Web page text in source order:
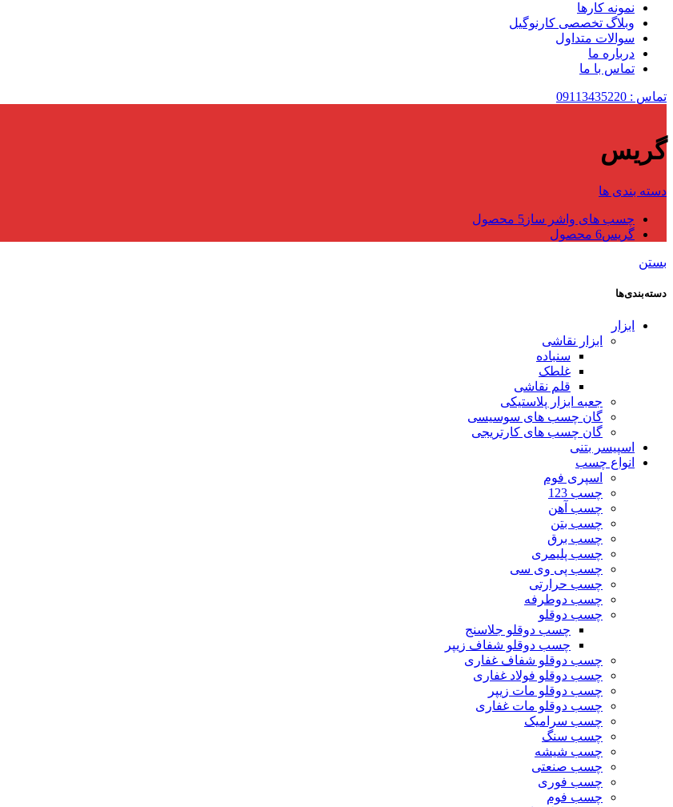
نمونه کارها
وبلاگ تخصصی کارنوگیل
سوالات متداول
درباره ما
تماس با ما
تماس : 09113435220
گریس
دسته بندی ها
چسب های واشر ساز 5 محصول
گریس6 محصول
بستن
دسته‌بندی‌ها
ابزار
ابزار نقاشی
سنباده
غلطک
قلم نقاشی
جعبه ابزار پلاستیکی
گان چسب های سوسیسی
گان چسب های کارتریجی
اسپیسر بتنی
انواع چسب
اسپری فوم
چسب 123
چسب آهن
چسب بتن
چسب برق
چسب پلیمری
چسب پی وی سی
چسب حرارتی
چسب دوطرفه
چسب دوقلو
چسب دوقلو جلاسنج
چسب دوقلو شفاف زیپر
چسب دوقلو شفاف غفاری
چسب دوقلو فولاد غفاری
چسب دوقلو مات زیپر
چسب دوقلو مات غفاری
چسب سرامیک
چسب سنگ
چسب شیشه
چسب صنعتی
چسب فوری
چسب فوم